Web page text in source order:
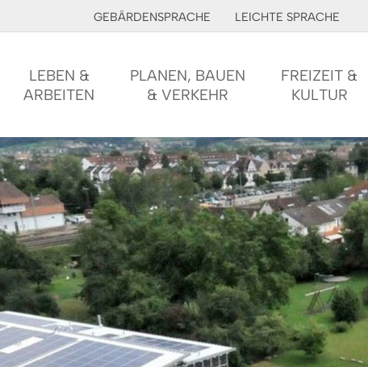
GEBÄRDENSPRACHE LEICHTE SPRACHE
LEBEN &
ARBEITEN
PLANEN, BAUEN
& VERKEHR
FREIZEIT &
KULTUR